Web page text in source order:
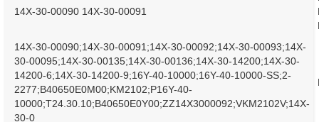
14X-30-00090 14X-30-00091
14X-30-00090;14X-30-00091;14X-30-00092;14X-30-00093;14X-
30-00095;14X-30-00135;14X-30-00136;14X-30-14200;14X-30-
14200-6;14X-30-14200-9;16Y-40-10000;16Y-40-10000-SS;2-
2277;B40650E0M00;KM2102;P16Y-40-
10000;T24.30.10;B40650E0Y00;ZZ14X3000092;VKM2102V;14X-
30-0